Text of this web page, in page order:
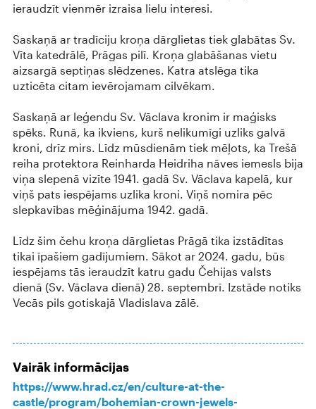
ieraudzīt vienmēr izraisa lielu interesi.
Saskaņā ar tradīciju kroņa dārglietas tiek glabātas Sv.
Vīta katedrālē, Prāgas pilī. Kroņa glabāšanas vietu
aizsargā septiņas slēdzenes. Katra atslēga tika
uzticēta citam ievērojamam cilvēkam.
Saskaņā ar leģendu Sv. Vāclava kronim ir maģisks
spēks. Runā, ka ikviens, kurš nelikumīgi uzliks galvā
kroni, drīz mirs. Līdz mūsdienām tiek mēļots, ka Trešā
reiha protektora Reinharda Heidriha nāves iemesls bija
viņa slepenā vizīte 1941. gadā Sv. Vāclava kapelā, kur
viņš pats iespējams uzlika kroni. Viņš nomira pēc
slepkavības mēģinājuma 1942. gadā.
Līdz šim čehu kroņa dārglietas Prāgā tika izstādītas
tikai īpašiem gadījumiem. Sākot ar 2024. gadu, būs
iespējams tās ieraudzīt katru gadu Čehijas valsts
dienā (Sv. Vāclava dienā) 28. septembrī. Izstāde notiks
Vecās pils gotiskajā Vladislava zālē.
Vairāk informācijas
https://www.hrad.cz/en/culture-at-the-
castle/program/bohemian-crown-jewels-